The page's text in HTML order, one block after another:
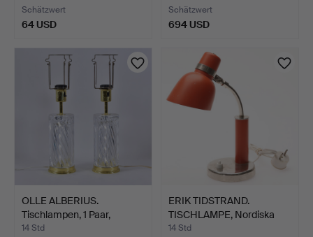
Schätzwert
64 USD
Schätzwert
694 USD
OLLE ALBERIUS.
Tischlampen, 1 Paar,
Messin…
14 Std
ERIK TIDSTRAND.
TISCHLAMPE, Nordiska
Kompa…
14 Std